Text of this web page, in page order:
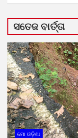
ସତେଜ ବାର୍ତ୍ତା
ମୋ ଓଡ଼ିଶା